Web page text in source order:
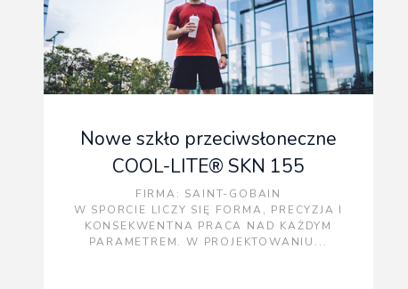
Nowe szkło przeciwsłoneczne
COOL-LITE® SKN 155
FIRMA: SAINT-GOBAIN
W SPORCIE LICZY SIĘ FORMA, PRECYZJA I
KONSEKWENTNA PRACA NAD KAŻDYM
PARAMETREM. W PROJEKTOWANIU...